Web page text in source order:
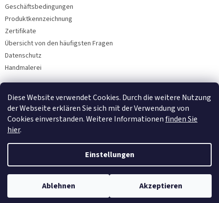
Diese Website verwendet Cookies. Durch die weitere Nutzung
der Webseite erklären Sie sich mit der Verwendung von
Cookies einverstanden. Weitere Informationenfinden Sie
hier.
Einstellungen
Ablehnen Akzeptieren
Geschäftsbedingungen
Produktkennzeichnung
Zertifikate
Übersicht von den häufigsten Fragen
Datenschutz
Handmalerei
Facebook
Copyright 2026Bohemia Porzellan 1987 . Alle Rechte vorbehalten.